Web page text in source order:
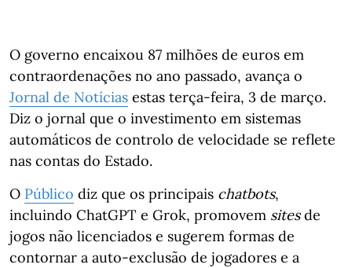
O governo encaixou 87 milhões de euros em
contraordenações no ano passado, avança o
Jornal de Notícias estas terça-feira, 3 de março.
Diz o jornal que o investimento em sistemas
automáticos de controlo de velocidade se reflete
nas contas do Estado.
O Público diz que os principais chatbots,
incluindo ChatGPT e Grok, promovem sitesde
jogos não licenciados e sugerem formas de
contornar a auto-exclusão de jogadores e a